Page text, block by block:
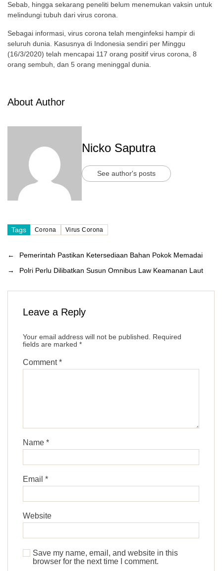
Sebab, hingga sekarang peneliti belum menemukan vaksin untuk
melindungi tubuh dari virus corona.
Sebagai informasi, virus corona telah menginfeksi hampir di
seluruh dunia. Kasusnya di Indonesia sendiri per Minggu
(16/3/2020) telah mencapai 117 orang positif virus corona, 8
orang sembuh, dan 5 orang meninggal dunia.
About Author
Nicko Saputra
See author's posts
Tags Corona Virus Corona
←
Pemerintah Pastikan Ketersediaan Bahan Pokok Memadai
→
Polri Perlu Dilibatkan Susun Omnibus Law Keamanan Laut
Leave a Reply
Your email address will not be published.
Required
fields are marked *
Comment*
Name *
Email *
Website
Save my name, email, and website in this
browser for the next time I comment.